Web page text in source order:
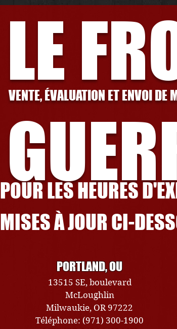
LE
VENTE, ÉVALUATION ET ENVOI DE
POUR LES HEURES
MISES À JOUR CI-
PORTLAND, OU
13515 SE, boulevard
McLoughlin
Milwaukie, OR 97222
Téléphone: (971) 300-1900